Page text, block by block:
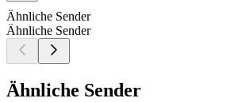
Ähnliche Sender
Ähnliche Sender
Ähnliche Sender